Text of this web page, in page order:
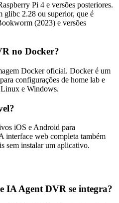
Pi 4 e versões posteriores.
2.28 ou superior, que é
(2023) e versões
no Docker?
Docker oficial. Docker é um
configurações de home lab e
Linux e Windows.
iOS e Android para
interface web completa também
sem instalar um aplicativo.
IA Agent DVR se integra?